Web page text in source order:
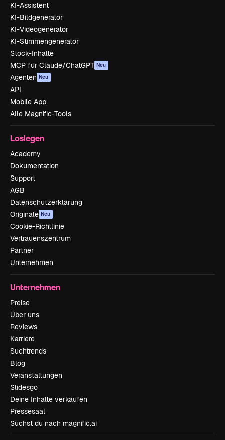
KI-Assistent
KI-Bildgenerator
KI-Videogenerator
KI-Stimmengenerator
Stock-Inhalte
MCP für Claude/ChatGPT Neu
Agenten Neu
API
Mobile App
Alle Magnific-Tools
Loslegen
Academy
Dokumentation
Support
AGB
Datenschutzerklärung
Originale Neu
Cookie-Richtlinie
Vertrauenszentrum
Partner
Unternehmen
Unternehmen
Preise
Über uns
Reviews
Karriere
Suchtrends
Blog
Veranstaltungen
Slidesgo
Deine Inhalte verkaufen
Pressesaal
Suchst du nach magnific.ai